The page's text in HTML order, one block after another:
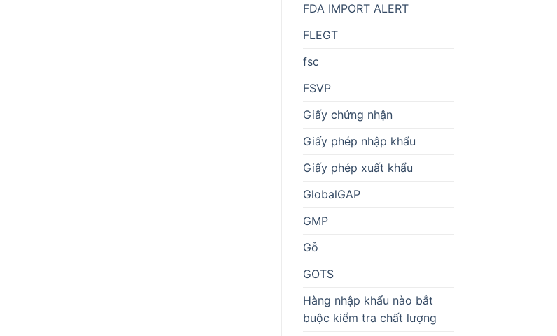
FDA IMPORT ALERT
FLEGT
fsc
FSVP
Giấy chứng nhận
Giấy phép nhập khẩu
Giấy phép xuất khẩu
GlobalGAP
GMP
Gỗ
GOTS
Hàng nhập khẩu nào bắt
buộc kiểm tra chất lượng